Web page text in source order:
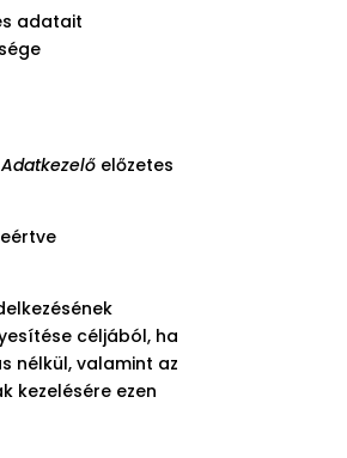
adatait
Adatkezelő előzetes
céljából, ha
nélkül, valamint az
kezelésére ezen